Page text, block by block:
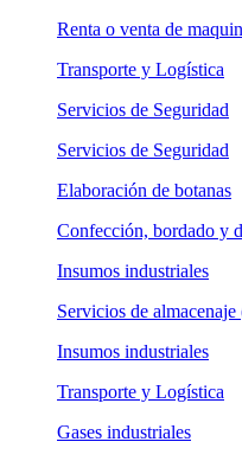
Renta o venta de
Transporte y Logística
Servicios de Seguridad
Servicios de Seguridad
Elaboración de botanas
Confección, bordado y
Insumos industriales
Servicios de almacenaje
Insumos industriales
Transporte y Logística
Gases industriales